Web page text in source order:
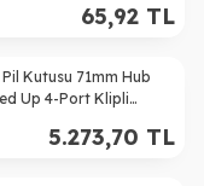
65,92 TL
Kutusu 71mm Hub
Up 4-Port Klipli
5.273,70 TL